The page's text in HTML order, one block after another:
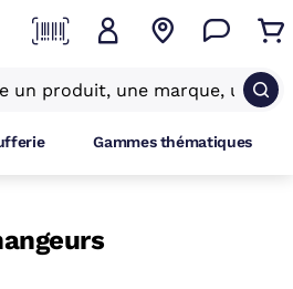
Gammes thématiques